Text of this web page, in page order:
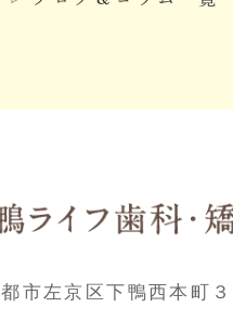
市左京区下鴨西本町